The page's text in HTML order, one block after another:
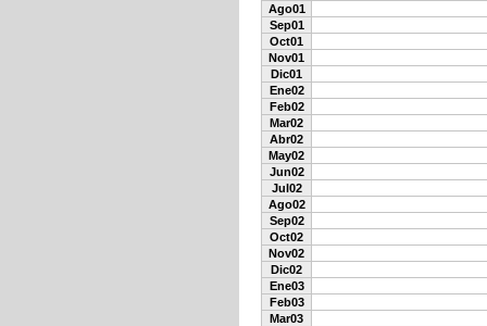
Ago01
Sep01
Oct01
Nov01
Dic01
Ene02
Feb02
Mar02
Abr02
May02
Jun02
Jul02
Ago02
Sep02
Oct02
Nov02
Dic02
Ene03
Feb03
Mar03